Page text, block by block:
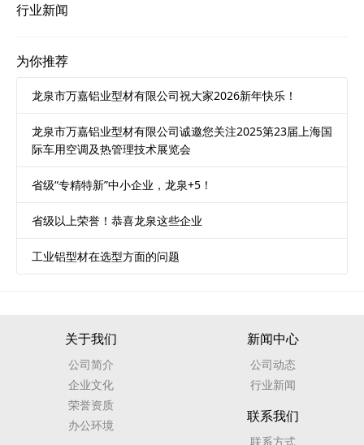
行业新闻
为你推荐
龙泉市万嘉铝业型材有限公司祝大家2026新年快乐！
龙泉市万嘉铝业型材有限公司诚邀您关注2025第23届上海国
际车用空调及热管理技术展览会
省级“专精特新”中小企业，龙泉+5！
省级以上荣誉！恭喜龙泉这些企业
工业铝型材在选型方面的问题
关于我们
公司简介
企业文化
荣誉资质
办公环境
新闻中心
公司动态
行业新闻
联系我们
联系方式